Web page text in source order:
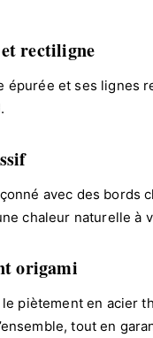
rectiligne
épurée et ses lignes
avec des
chaleur naturelle à
origami
piètement en acier
tout en